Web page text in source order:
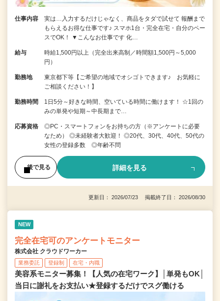
仕事内容
実は…入力するだけじゃなく、商品をタダで試せて 報酬まで
もらえるお得な仕事です♪ スマホ1台・完全在宅・自分のペー
スでOK！ ▼こんなお仕事です 化…
給与
時給1,500円以上（完全出来高制／時間額1,500円～5,000
円）
勤務地
東京都下等【ご希望の地域でオシゴトできます♪ お気軽に
ご相談ください！】
勤務時間
1日5分～好きな時間、空いている時間に働けます！ ☆1回の
みの単発や短期～中長期まで…
応募資格
◎PC・スマートフォンをお持ちの方（※アンケートに必要
なため） ◎未経験者大歓迎！ ◎20代、30代、40代、50代の
女性の登録多数 ◎年齢不問
後で見る 詳細を見る
更新日： 2026/07/23 掲載終了日： 2026/08/30
NEW
完全在宅可のアンケートモニター
株式会社 クラウドワーカー
業務委託 登録制 在宅・内職
美容系モニター募集！【人気の在宅ワーク】│単発もOK│
当日に謝礼をお支払い★登録するだけでスグ働ける